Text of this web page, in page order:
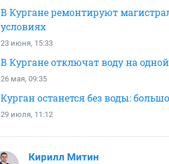
В Кургане ремонтируют
условиях
23 июня, 15:33
В Кургане отключат воду на
26 мая, 09:35
Курган останется без воды:
29 июля, 11:12
Кирилл Митин